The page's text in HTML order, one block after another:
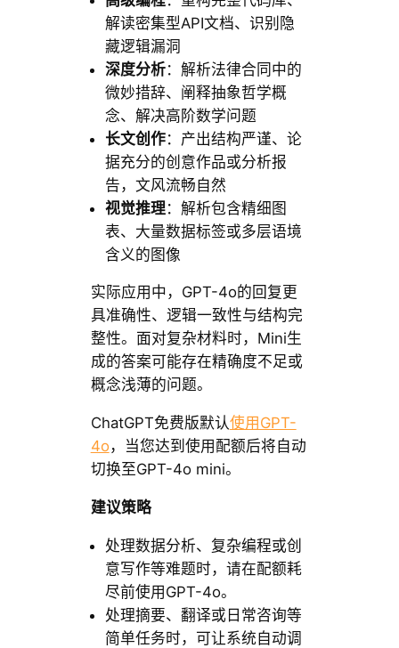
解读密集型API文档、识别隐
藏逻辑漏洞
深度分析：解析法律合同中的
微妙措辞、阐释抽象哲学概
念、解决高阶数学问题
长文创作：产出结构严谨、论
据充分的创意作品或分析报
告，文风流畅自然
视觉推理：解析包含精细图
表、大量数据标签或多层语境
含义的图像
实际应用中，GPT-4o的回复更
具准确性、逻辑一致性与结构完
整性。面对复杂材料时，Mini生
成的答案可能存在精确度不足或
概念浅薄的问题。
ChatGPT免费版默认使用GPT-
4o，当您达到使用配额后将自动
切换至GPT-4o mini。
建议策略
处理数据分析、复杂编程或创
意写作等难题时，请在配额耗
尽前使用GPT-4o。
处理摘要、翻译或日常咨询等
简单任务时，可让系统自动调